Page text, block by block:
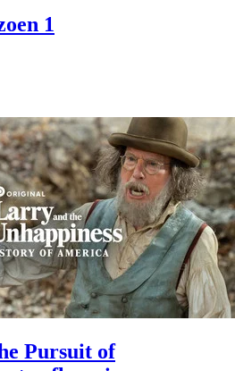
1
Pursuit of